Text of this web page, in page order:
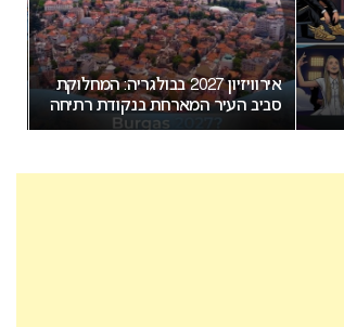
אירוויזיון 2027 בבולגריה: המחלוקת
סביב העיר המארחת בנקודת רתיחה